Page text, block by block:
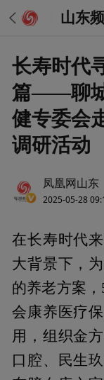
山东
长寿时代
篇——聊
健专委会
调研活动
凤凰网山东
2025-05-28
在长寿时代
大背景下，
的养老方案
会康养医疗
用，组织金
口腔、民生